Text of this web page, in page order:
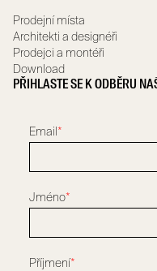
Prodejní místa
Architekti a designéři
Prodejci a montéři
Download
PŘIHLASTE SE K ODBĚRU
Email*
Jméno*
Příjmení*